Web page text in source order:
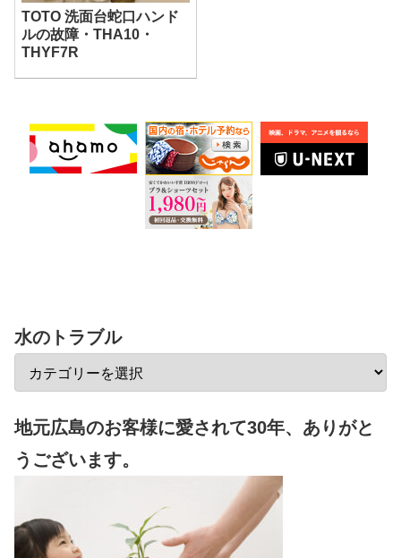
TOTO 洗面台蛇口ハンド
ルの故障・THA10・
THYF7R
水のトラブル
地元広島のお客様に愛されて30年、ありがと
うございます。